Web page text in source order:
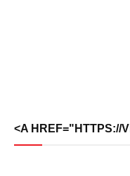
<A HREF="HTTPS://